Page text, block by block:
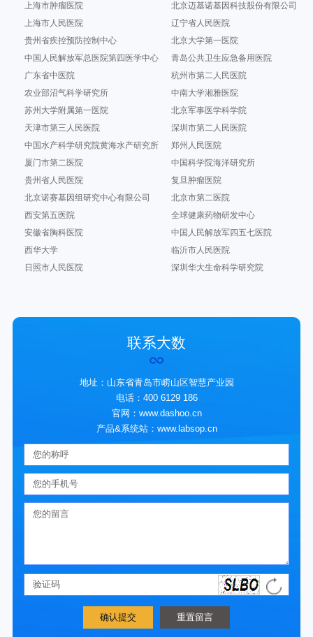
上海市肿瘤医院
北京迈基诺基因科技股份有限公司
上海市人民医院
辽宁省人民医院
贵州省疾控预防控制中心
北京大学第一医院
中国人民解放军总医院第四医学中心
青岛公共卫生应急备用医院
广东省中医院
杭州市第二人民医院
农业部沼气科学研究所
中南大学湘雅医院
苏州大学附属第一医院
北京军事医学科学院
天津市第三人民医院
深圳市第二人民医院
中国水产科学研究院黄海水产研究所
郑州人民医院
厦门市第二医院
中国科学院海洋研究所
贵州省人民医院
复旦肿瘤医院
北京诺赛基因组研究中心有限公司
北京市第二医院
西安第五医院
全球健康药物研发中心
安徽省胸科医院
中国人民解放军四五七医院
西华大学
临沂市人民医院
日照市人民医院
深圳华大生命科学研究院
联系大数
地址：山东省青岛市崂山区智慧产业园
电话：400 6129 186
官网：www.dashoo.cn
产品&系统站：www.labsop.cn